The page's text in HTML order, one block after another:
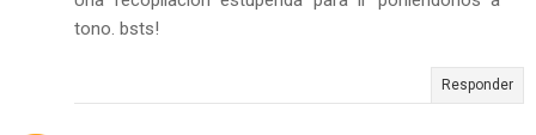
tono. bsts!
Responder